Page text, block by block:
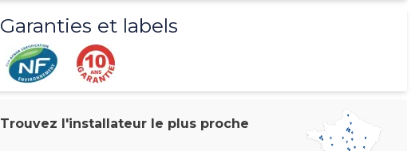
Garanties et labels
Trouvez l'installateur le plus proche